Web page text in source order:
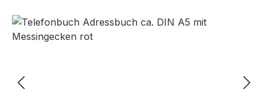
Bildergalerie überspringen